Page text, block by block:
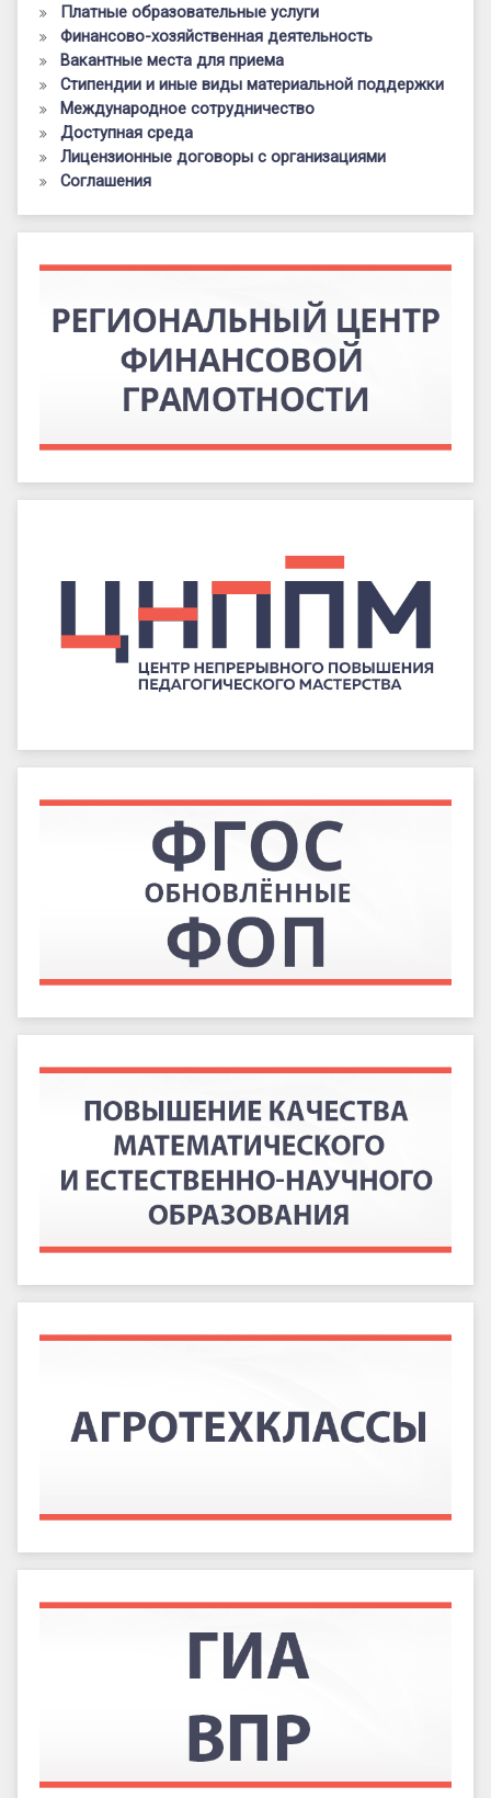
Платные образовательные услуги
Финансово-хозяйственная деятельность
Вакантные места для приема
Стипендии и иные виды материальной поддержки
Международное сотрудничество
Доступная среда
Лицензионные договоры с организациями
Соглашения